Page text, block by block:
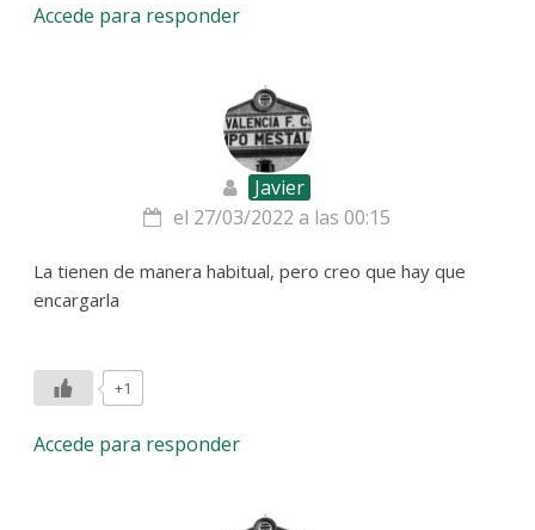
Accede para responder
Javier
el 27/03/2022 a las 00:15
La tienen de manera habitual, pero creo que hay que
encargarla
+1
Accede para responder